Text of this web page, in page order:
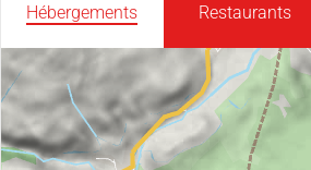
Hébergements Restaurants